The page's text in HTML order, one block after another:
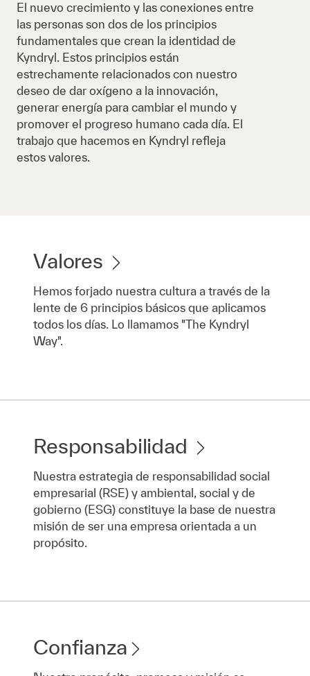
El nuevo crecimiento y las conexiones entre
las personas son dos de los principios
fundamentales que crean la identidad de
Kyndryl. Estos principios están
estrechamente relacionados con nuestro
deseo de dar oxígeno a la innovación,
generar energía para cambiar el mundo y
promover el progreso humano cada día. El
trabajo que hacemos en Kyndryl refleja
estos valores.
Valores
Hemos forjado nuestra cultura a través de la
lente de 6 principios básicos que aplicamos
todos los días. Lo llamamos "The Kyndryl
Way".
Responsabilidad
Nuestra estrategia de responsabilidad social
empresarial (RSE) y ambiental, social y de
gobierno (ESG) constituye la base de nuestra
misión de ser una empresa orientada a un
propósito.
Confianza